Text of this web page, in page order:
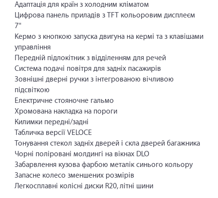
Адаптація для країн з холодним кліматом
Цифрова панель приладів з TFT кольоровим дисплеєм
7''
Kермо з кнопкою запуска двигуна на кермі та з клавішами
управління
Передній підлокітник з відділенням для речей
Система подачі повітря для задніх пасажирів
Зовнішні дверні ручки з інтегрованою вічливою
підсвіткою
Електричне стояночне гальмо
Хромована накладка на пороги
Килимки передні/задні
Табличка версії VELOCE
Тонування стекол задніх дверей і скла дверей багажника
Чорні поліровані молдингі на вікнах DLO
Забарвлення кузова фарбою металік синього кольору
Запасне колесо зменшених розмірів
Легкосплавні колісні диски R20, літні шини